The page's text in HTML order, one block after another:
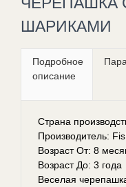
ШАРИКАМИ
Подробное
описание
Страна
Производитель:
Возраст От: 8
Возраст До: 3 года
Веселая